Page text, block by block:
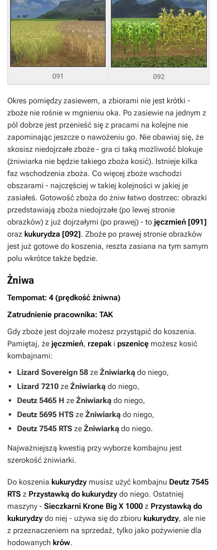
091 092
Okres pomiędzy zasiewem, a zbiorami nie jest krótki -
zboże nie rośnie w mgnieniu oka. Po zasiewie na jednym z
pól dobrze jest przenieść się z pracami na kolejne nie
zapominając jeszcze o nawożeniu go. Nie obawiaj się, że
skosisz niedojrzałe zboże - gra ci taką możliwość blokuje
(żniwiarka nie będzie takiego zboża kosić). Istnieje kilka
faz wschodzenia zboża. Co więcej zboże wschodzi
obszarami - najczęściej w takiej kolejności w jakiej je
zasiałeś. Gotowość zboża do żniw łatwo dostrzec: obrazki
przedstawiają zboża niedojrzałe (po lewej stronie
obrazków) z już dojrzałymi (po prawej) - to jęczmień [091]
oraz kukurydza [092]. Zboże po prawej stronie obrazków
jest już gotowe do koszenia, reszta zasiana na tym samym
polu wkrótce także będzie.
Żniwa
Tempomat: 4 (prędkość żniwna)
Zatrudnienie pracownika: TAK
Gdy zboże jest dojrzałe możesz przystąpić do koszenia.
Pamiętaj, że jęczmień, rzepaki pszenicę możesz kosić
kombajnami:
Lizard Sovereign 58 ze Żniwiarką do niego,
Lizard 7210 ze Żniwiarką do niego,
Deutz 5465 H ze Żniwiarką do niego,
Deutz 5695 HTS ze Żniwiarką do niego,
Deutz 7545 RTS ze Żniwiarką do niego.
Najważniejszą kwestią przy wyborze kombajnu jest
szerokość żniwiarki.
Do koszenia kukurydzy musisz użyć kombajnu Deutz 7545
RTS z Przystawką do kukurydzy do niego. Ostatniej
maszyny - Sieczkarni Krone Big X 1000 z Przystawką do
kukurydzy do niej - używa się do zbioru kukurydzy, ale nie
z przeznaczeniem na sprzedaż, tylko jako pożywienie dla
hodowanych krów.